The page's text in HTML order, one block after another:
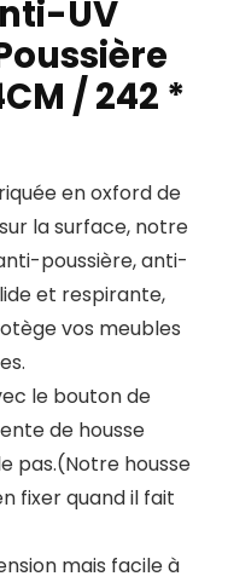
UV
/ 242 *
en oxford de
la surface, notre
poussière, anti-
et respirante,
vos meubles
le bouton de
de housse
pas.(Notre housse
fixer quand il fait
mais facile à